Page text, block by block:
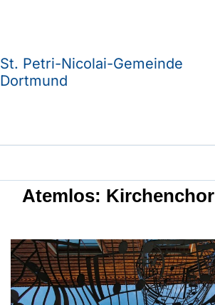
St. Petri-Nicolai-Gemeinde
Dortmund
Atemlos: Kirchenchor